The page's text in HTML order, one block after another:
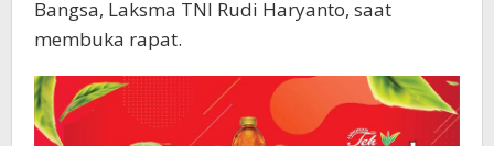
Bangsa, Laksma TNI Rudi Haryanto, saat
membuka rapat.